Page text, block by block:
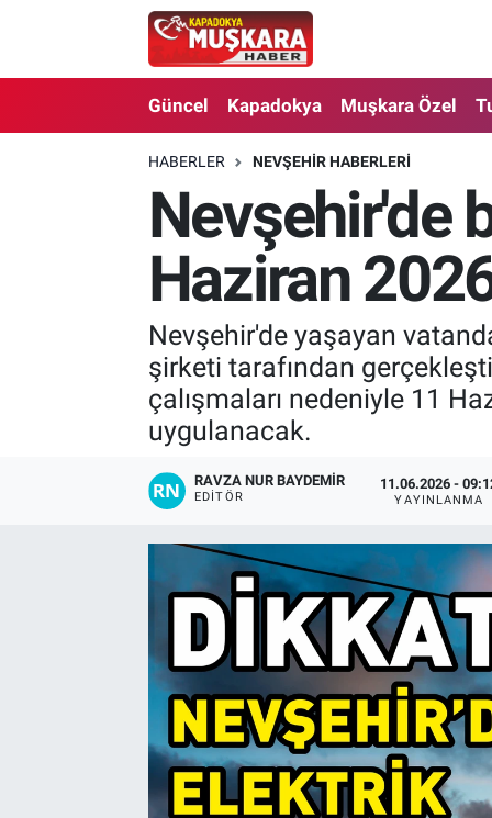
Güncel Kapadokya Muşkara Özel
HABERLER NEVŞEHIR HABERLERI
Nevşehir'de
Haziran
Nevşehir'de yaşayan
şirketi tarafından
çalışmaları nedeniyle 11
uygulanacak.
RAVZA NUR BAYDEMIR
EDITÖR
11.06.2026 -
YAYINLANMA
CANLI SEÇİM SONUÇLARI
Güncel
Muşkara Özel
Kapadokya
Kültür - Sanat
Nevşehir Nöbetçi Eczaneler
Nevşehir Hava Durumu
Nevşehir Trafik Yoğunluk Haritası
Süper Lig Puan Durumu ve Fikstür
Tüm Manşetler
Son Dakika Haberleri
Haber Arşivi